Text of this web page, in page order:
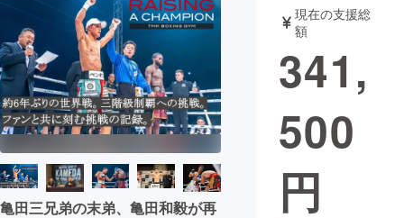
アート・写真 音楽
テクノロジー・ガジェット ゲーム・サ
映像・映画
ビジネス・起業
まちづくり・地域活性化
亀田三兄弟の末弟、亀田和毅が再
現在の支援総
額
341,
500
円